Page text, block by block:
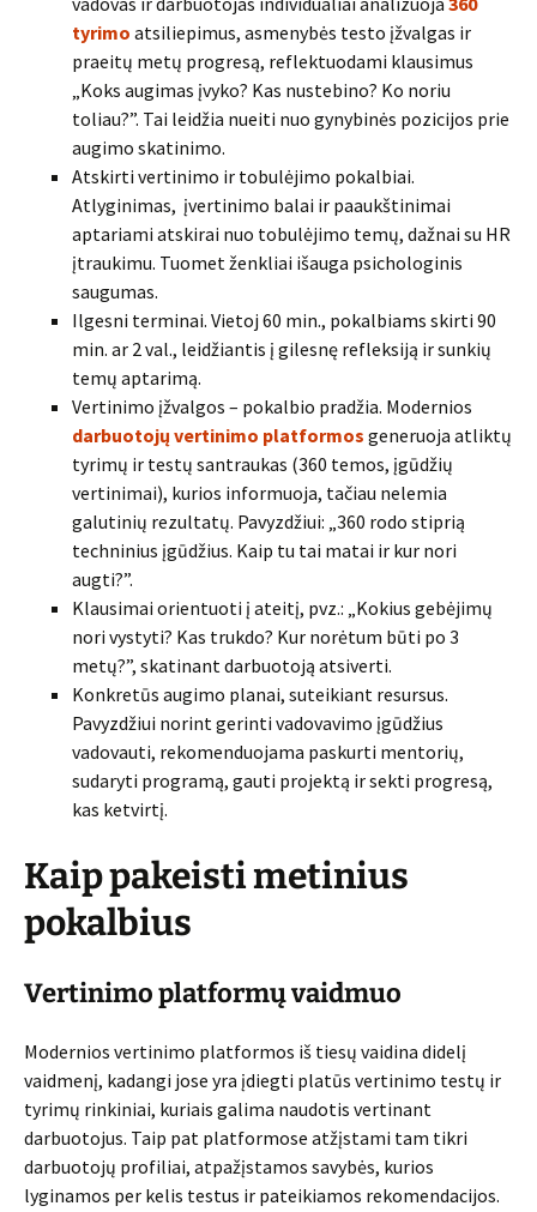
tyrimo atsiliepimus, asmenybės testo įžvalgas ir
praeitų metų progresą, reflektuodami klausimus
„Koks augimas įvyko? Kas nustebino? Ko noriu
toliau?”. Tai leidžia nueiti nuo gynybinės pozicijos prie
augimo skatinimo.
Atskirti vertinimo ir tobulėjimo pokalbiai.
Atlyginimas, įvertinimo balai ir paaukštinimai
aptariami atskirai nuo tobulėjimo temų, dažnai su HR
įtraukimu. Tuomet ženkliai išauga psichologinis
saugumas.
Ilgesni terminai. Vietoj 60 min., pokalbiams skirti 90
min. ar 2 val., leidžiantis į gilesnę refleksiją ir sunkių
temų aptarimą.
Vertinimo įžvalgos – pokalbio pradžia. Modernios
darbuotojų vertinimo platformos generuoja atliktų
tyrimų ir testų santraukas (360 temos, įgūdžių
vertinimai), kurios informuoja, tačiau nelemia
galutinių rezultatų. Pavyzdžiui: „360 rodo stiprią
techninius įgūdžius. Kaip tu tai matai ir kur nori
augti?”.
Klausimai orientuoti į ateitį, pvz.: „Kokius gebėjimų
nori vystyti? Kas trukdo? Kur norėtum būti po 3
metų?”, skatinant darbuotoją atsiverti.
Konkretūs augimo planai, suteikiant resursus.
Pavyzdžiui norint gerinti vadovavimo įgūdžius
vadovauti, rekomenduojama paskurti mentorių,
sudaryti programą, gauti projektą ir sekti progresą,
kas ketvirtį.
Kaip pakeisti metinius
pokalbius
Vertinimo platformų vaidmuo
Modernios vertinimo platformos iš tiesų vaidina didelį
vaidmenį, kadangi jose yra įdiegti platūs vertinimo testų ir
tyrimų rinkiniai, kuriais galima naudotis vertinant
darbuotojus. Taip pat platformose atžįstami tam tikri
darbuotojų profiliai, atpažįstamos savybės, kurios
lyginamos per kelis testus ir pateikiamos rekomendacijos.